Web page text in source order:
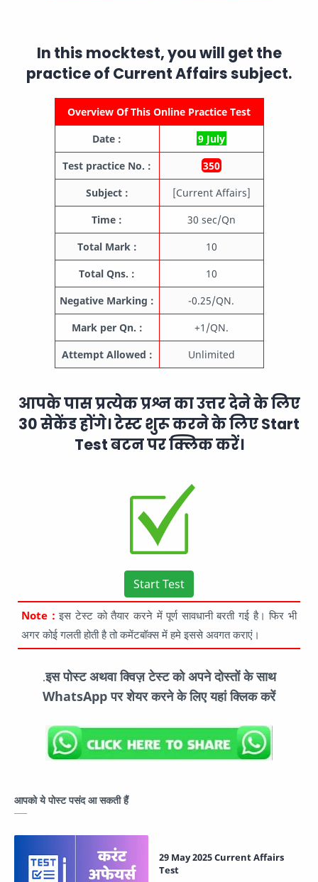
In this mocktest, you will get the
practice of Current Affairssubject.
Overview Of This Online Practice Test
Date :
9 July
Test practice No. :
350
Subject :
[Current Affairs]
Time :
30 sec/Qn
Total Mark :
10
Total Qns. :
10
Negative Marking :
-0.25/QN.
Mark per Qn. :
+1/QN.
Attempt Allowed :
Unlimited
आपके पास प्रत्येक प्रश्न का उत्तर देने के लिए
30 सेकेंड होंगे। टेस्ट शुरू करने के लिए Start
Test बटन पर क्लिक करें।
Start Test
Note : इस टेस्ट को तैयार करने में पूर्ण सावधानी बरती गई है। फिर भी
अगर कोई गलती होती है तो कमेंटबॉक्स में हमे इससे अवगत कराएं।
.इस पोस्ट अथवा क्विज़ टेस्ट को अपने दोस्तों के साथ
WhatsApp पर शेयर करने के लिए यहां क्लिक करें
आपको ये पोस्ट पसंद आ सकती हैं
29 May 2025 Current Affairs
Test